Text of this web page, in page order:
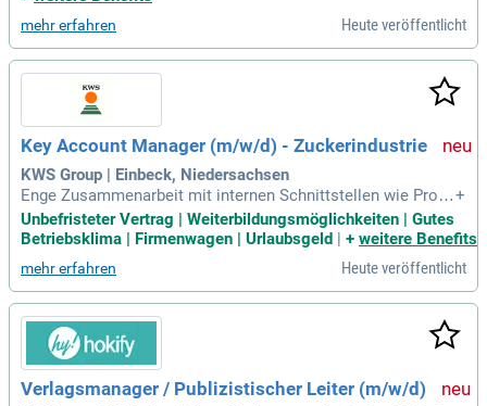
ernst. AGROLAB bietet erstklassige Laboranalysen in den B
ereichen Agrar, Umwelt, Futtermittel und Mineralöl. Das Unt
ernehmen steht für hohe Qualität und exzellenten Kundenser
vice. Seit 1986 hat sich AGROLAB von einem kleinen Labor
zum führenden Anbieter in Europa entwickelt. Starte Deine
Karriere mit einem dualen Studium, das Theorie und Praxis
perfekt kombiniert!
mehr erfahren Heute veröffentlicht
Key Account Manager (m/w/d) - Zuckerindustrie
KWS Group | Einbeck, Niedersachsen
Enge Zusammenarbeit mit internen Schnittstellen wie Produ
ktmanagement, Marketing, Gebietsleitern, Customer Service
& Logistics, Produktion und Züchtung, um Marktanforderung
en in erfolgreiche Vertriebs-, Produkt- und Marketingstrategi
en zu übersetzen
+
Unbefristeter Vertrag | Weiterbildungsmöglichkeiten | Gutes
Betriebsklima | Firmenwagen | Urlaubsgeld | + weitere Benefits
mehr erfahren Heute veröffentlicht
Verlagsmanager / Publizistischer Leiter (m/w/d)